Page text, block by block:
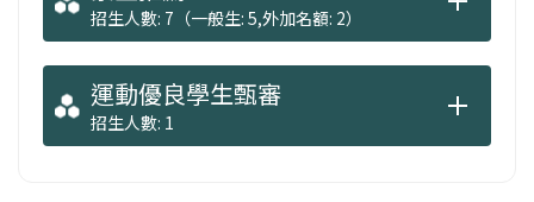
招生人數: 7（一般生: 5,外加名額: 2）
運動優良學生甄審
招生人數: 1